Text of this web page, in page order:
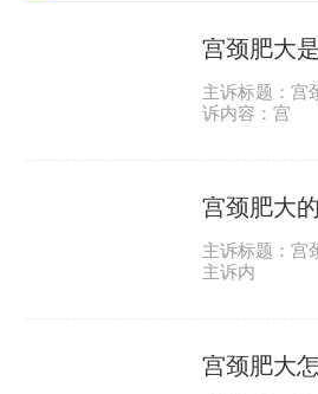
宫颈肥大
主诉标题：宫
诉内容：宫
宫颈肥大
主诉标题：宫
主诉内
宫颈肥大